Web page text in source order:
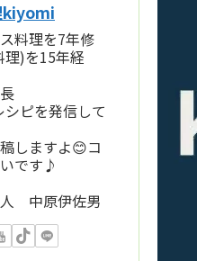
kiyomi
料理を7年修
)を15年経
ピを発信して
しますよ😊コ
です♪
伊佐男